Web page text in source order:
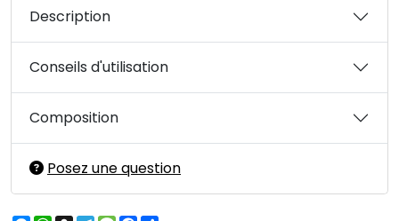
Description
Conseils d'utilisation
Composition
Posez une question